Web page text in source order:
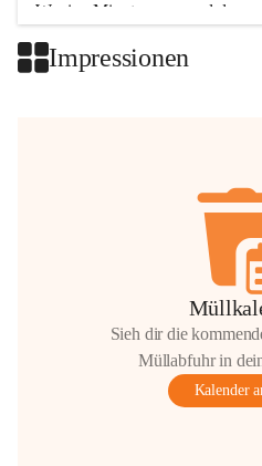
Wenige Minuten nur, und das
Impressionen
Sieh dir die
Müllabfuhr in
Kalender